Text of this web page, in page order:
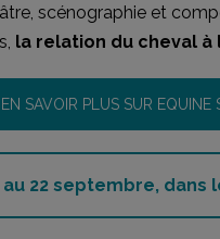
scénographie et
la relation du cheval à
EN SAVOIR PLUS SUR EQUINE
22 septembre, dans